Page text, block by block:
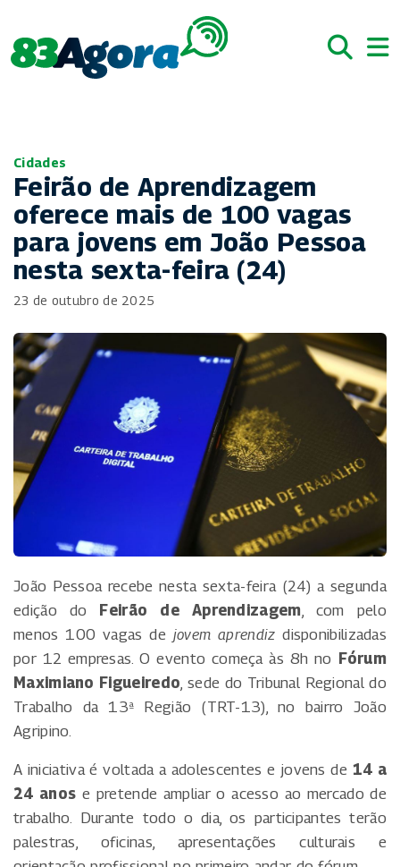
Cidades
Feirão de Aprendizagem
oferece mais de 100 vagas
para jovens em João Pessoa
nesta sexta-feira (24)
23 de outubro de 2025
João Pessoa recebe nesta sexta-feira (24) a segunda
edição do
Feirão de Aprendizagem, com pelo
menos 100 vagas de jovem aprendiz disponibilizadas
por 12 empresas. O evento começa às 8h no Fórum
Maximiano Figueiredo, sede do Tribunal Regional do
Trabalho da 13ª Região (TRT-13), no bairro João
Agripino.
A iniciativa é voltada a adolescentes e jovens de 14 a
24 anos e pretende ampliar o acesso ao mercado de
trabalho. Durante todo o dia, os participantes terão
palestras, oficinas, apresentações culturais e